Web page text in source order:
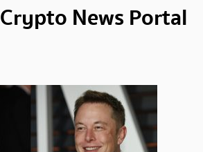
Crypto News Portal